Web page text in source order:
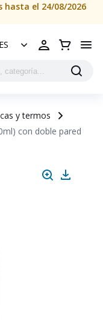
hasta el 24/08/2026
ES
y termos
con doble pared